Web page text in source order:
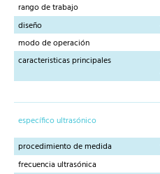
rango de trabajo
diseño
modo de operación
caracteristicas principales
específico ultrasónico
procedimiento de medida
frecuencia ultrasónica